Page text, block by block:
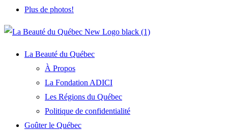
Plus de photos!
La Beauté du Québec
À Propos
La Fondation ADICI
Les Régions du Québec
Politique de confidentialité
Goûter le Québec